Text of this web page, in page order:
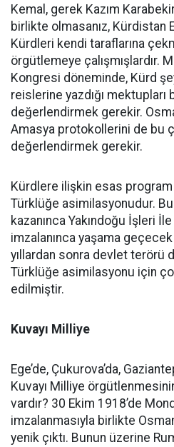
Kemal, gerek Kazım
birlikte olmasanız, Kürdistan
Kürdleri kendi taraflarına
örgütlemeye çalışmışlardır.
Kongresi döneminde, Kürd
reislerine yazdığı
değerlendirmek gerekir.
Amasya protokollerini de bu
değerlendirmek gerekir.
Kürdlere ilişkin esas
Türklüğe asimilasyonudur.
kazanınca Yakındoğu İşleri
imzalanınca yaşama
yıllardan sonra devlet terörü
Türklüğe asimilasyonu için
edilmiştir.
Kuvayı Milliye
Ege’de, Çukurova’da,
Kuvayı Milliye
vardır? 30 Ekim 1918’de
imzalanmasıyla birlikte
yenik çıktı. Bunun üzerine